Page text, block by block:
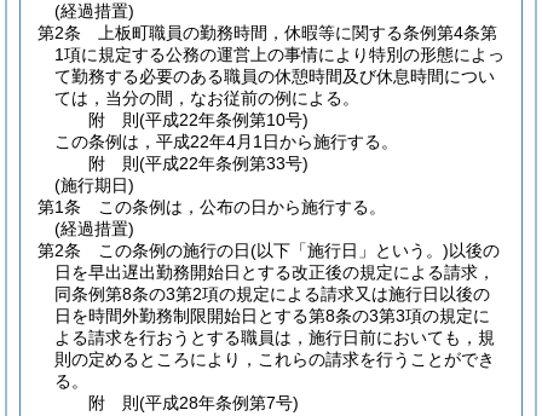
(経過措置)
第2条
上板町職員の勤務時間，休暇等に関する条例第4条第
1項に規定する公務の運営上の事情により特別の形態によっ
て勤務する必要のある職員の休憩時間及び休息時間につい
ては，当分の間，なお従前の例による。
附 則(平成22年条例第10号)
この条例は，平成22年4月1日から施行する。
附 則(平成22年条例第33号)
(施行期日)
第1条
この条例は，公布の日から施行する。
(経過措置)
第2条
この条例の施行の日(以下「施行日」という。)以後の
日を早出遅出勤務開始日とする改正後の規定による請求，
同条例第8条の3第2項の規定による請求又は施行日以後の
日を時間外勤務制限開始日とする第8条の3第3項の規定に
よる請求を行おうとする職員は，施行日前においても，規
則の定めるところにより，これらの請求を行うことができ
る。
附 則(平成28年条例第7号)